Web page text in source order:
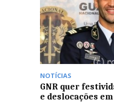
NOTÍCIAS
GNR quer
e deslocações